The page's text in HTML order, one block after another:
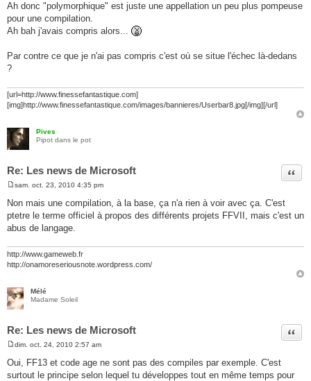
s
s
g
Ah donc "polymorphique" est juste une appellation un peu plus pompeuse
pour une compilation.
Ah bah j'avais compris alors...
Par contre ce que je n'ai pas compris c'est où se situe l'échec là-dedans
?
[url=http://www.finessefantastique.com]
[img]http://www.finessefantastique.com/images/bannieres/Userbar8.jpg[/img][/url]
Pives
Pipot dans le pot
Re: Les news de Microsoft Citer
s
s
g
sam. oct. 23, 2010 4:35 pm
Non mais une compilation, à la base, ça n'a rien à voir avec ça. C'est
ptetre le terme officiel à propos des différents projets FFVII, mais c'est un
abus de langage.
http://www.gameweb.fr
http://onamoreseriousnote.wordpress.com/
Mélé
Madame Soleil
Re: Les news de Microsoft Citer
s
s
dim. oct. 24, 2010 2:57 am
Oui, FF13 et code age ne sont pas des compiles par exemple. C'est
surtout le principe selon lequel tu développes tout en même temps pour